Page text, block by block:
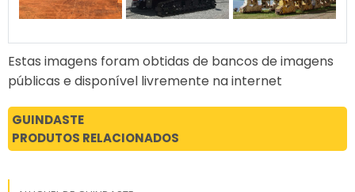
Estas imagens foram obtidas de bancos de imagens
públicas e disponível livremente na internet
GUINDASTE
PRODUTOS RELACIONADOS